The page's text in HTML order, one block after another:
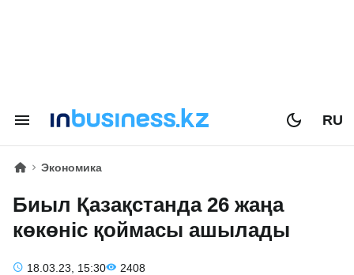
RU
Экономика
Биыл Қазақстанда 26 жаңа
көкөніс қоймасы ашылады
18.03.23, 15:30 2408